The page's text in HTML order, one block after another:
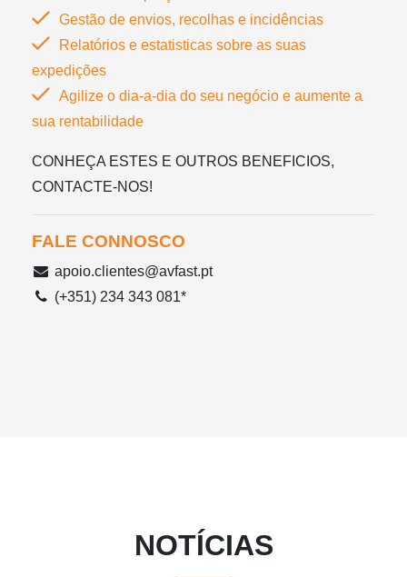
Gestão de envios, recolhas e incidências
Relatórios e estatisticas sobre as suas
expedições
Agilize o dia-a-dia do seu negócio e aumente a
sua rentabilidade
CONHEÇA ESTES E OUTROS BENEFICIOS,
CONTACTE-NOS!
FALE CONNOSCO
apoio.clientes@avfast.pt
(+351) 234 343 081*
NOTÍCIAS